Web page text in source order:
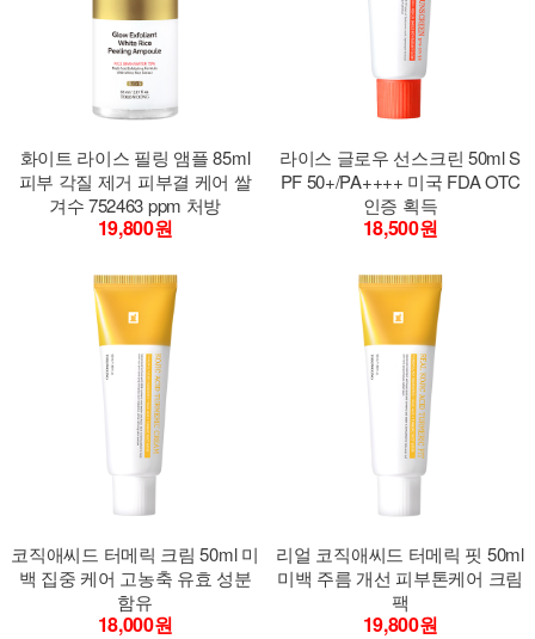
화이트 라이스 필링 앰플 85ml
피부 각질 제거 피부결 케어 쌀
겨수 752463 ppm 처방
19,800원
라이스 글로우 선스크린 50ml S
PF 50+/PA++++ 미국 FDA OTC
인증 획득
18,500원
코직애씨드 터메릭 크림 50ml 미
백 집중 케어 고농축 유효 성분
함유
18,000원
리얼 코직애씨드 터메릭 핏 50ml
미백 주름 개선 피부톤케어 크림
팩
19,800원